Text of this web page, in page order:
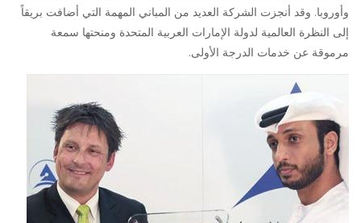
وأوروبا. وقد أنجزت الشركة العديد من المباني المهمة التي أضافت بريقاً
إلى النظرة العالمية لدولة الإمارات العربية المتحدة ومنحتها سمعة
مرموقة عن خدمات الدرجة الأولى.